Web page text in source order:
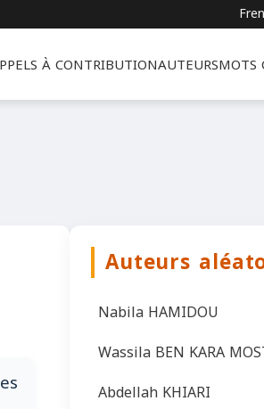
À CONTRIBUTIONAUTEURSMOTS
Auteurs
Nabila HAMIDOU
Wassila BEN KARA
Abdellah KHIARI